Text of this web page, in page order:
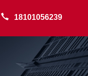
18101056239